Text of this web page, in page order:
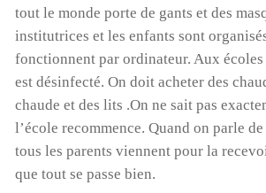
tout le monde porte de gants et des
institutrices et les enfants sont
fonctionnent par ordinateur. Aux
est désinfecté. On doit acheter des
chaude et des lits .On ne sait pas
l’école recommence. Quand on parle
tous les parents viennent pour la
que tout se passe bien.